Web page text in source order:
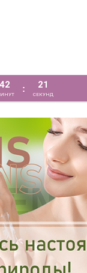
42 : 20
СЕКУНД